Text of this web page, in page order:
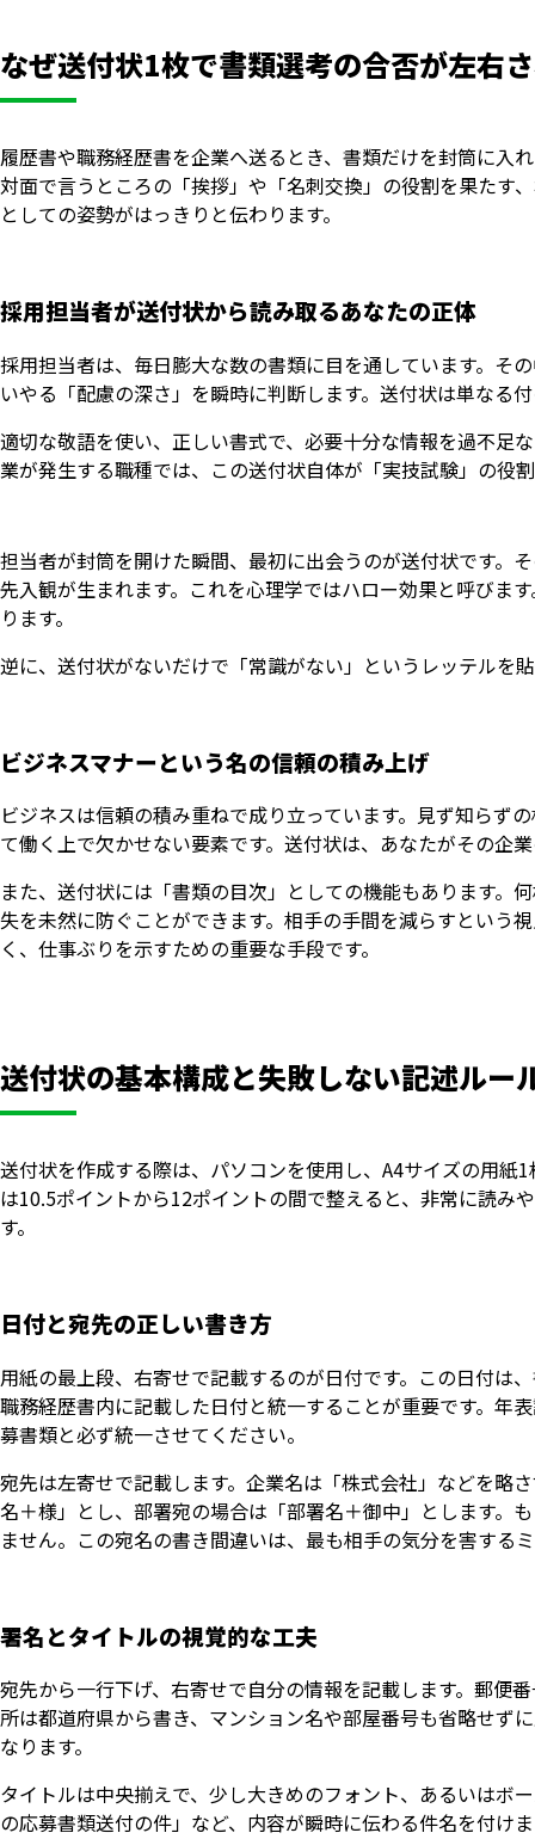
なぜ送付状1枚で書類選考の合否が左右
履歴書や職務経歴書を企業へ送るとき、書類だけを封筒に入
対面で言うところの「挨拶」や「名刺交換」の役割を果たす
としての姿勢がはっきりと伝わります。
採用担当者が送付状から読み取るあなたの正体
採用担当者は、毎日膨大な数の書類に目を通しています。そ
いやる「配慮の深さ」を瞬時に判断します。送付状は単なる
適切な敬語を使い、正しい書式で、必要十分な情報を過不足
業が発生する職種では、この送付状自体が「実技試験」の役
担当者が封筒を開けた瞬間、最初に出会うのが送付状です。
先入観が生まれます。これを心理学ではハロー効果と呼びま
ります。
逆に、送付状がないだけで「常識がない」というレッテルを
ビジネスマナーという名の信頼の積み上げ
ビジネスは信頼の積み重ねで成り立っています。見ず知らず
て働く上で欠かせない要素です。送付状は、あなたがその企
また、送付状には「書類の目次」としての機能もあります。
失を未然に防ぐことができます。相手の手間を減らすという
く、仕事ぶりを示すための重要な手段です。
送付状の基本構成と失敗しない記述ルー
送付状を作成する際は、パソコンを使用し、A4サイズの用
は10.5ポイントから12ポイントの間で整えると、非常に読み
す。
日付と宛先の正しい書き方
用紙の最上段、右寄せで記載するのが日付です。この日付は
職務経歴書内に記載した日付と統一することが重要です。年
募書類と必ず統一させてください。
宛先は左寄せで記載します。企業名は「株式会社」などを略
名＋様」とし、部署宛の場合は「部署名＋御中」とします。
ません。この宛名の書き間違いは、最も相手の気分を害する
署名とタイトルの視覚的な工夫
宛先から一行下げ、右寄せで自分の情報を記載します。郵便
所は都道府県から書き、マンション名や部屋番号も省略せず
なります。
タイトルは中央揃えで、少し大きめのフォント、あるいはボ
の応募書類送付の件」など、内容が瞬時に伝わる件名を付け